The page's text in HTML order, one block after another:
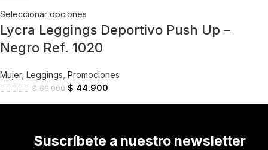
Seleccionar opciones
Lycra Leggings Deportivo Push Up –
Negro Ref. 1020
Mujer, Leggings Promociones
$69.900 $ 44.900
Suscríbete a nuestro newsletter